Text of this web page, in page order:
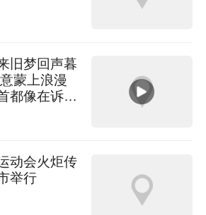
旧梦回声暮
蒙上浪漫
都像在诉说
动会火炬传
举行